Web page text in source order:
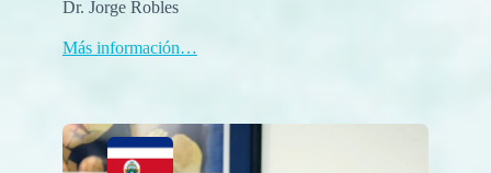
Dr. Jorge Robles
Más información…